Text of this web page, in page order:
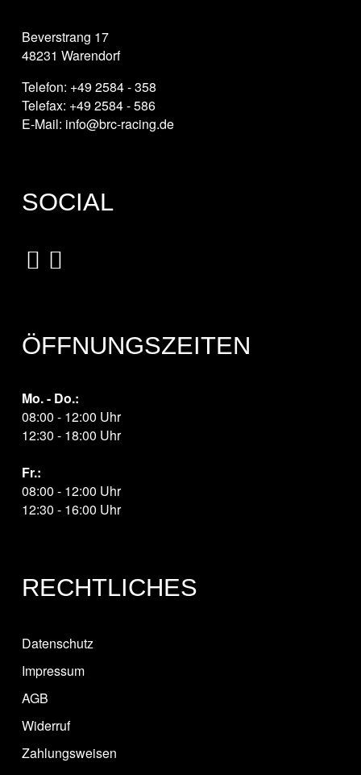
Beverstrang 17
48231 Warendorf
Telefon: +49 2584 - 358
Telefax: +49 2584 - 586
E-Mail: info@brc-racing.de
SOCIAL
ÖFFNUNGSZEITEN
Mo. - Do.:
08:00 - 12:00 Uhr
12:30 - 18:00 Uhr
Fr.:
08:00 - 12:00 Uhr
12:30 - 16:00 Uhr
RECHTLICHES
Datenschutz
Impressum
AGB
Widerruf
Zahlungsweisen